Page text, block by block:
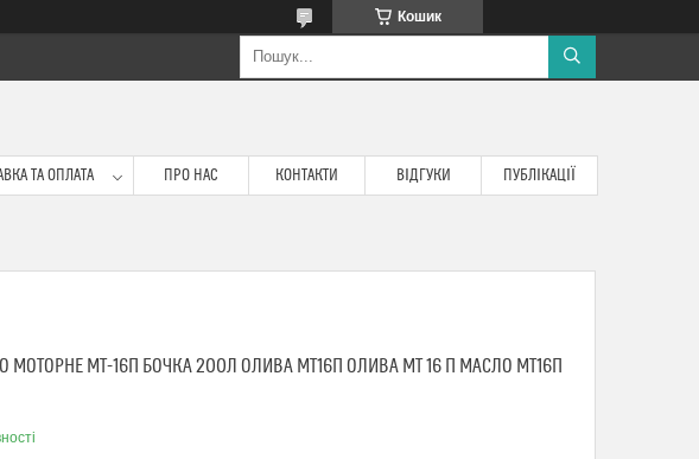
Кошик
ТА ОПЛАТА ПРО НАС КОНТАКТИ ВІДГУКИ ПУБЛІКАЦІЇ
МОТОРНЕ МТ-16П БОЧКА 200Л ОЛИВА МТ16П ОЛИВА МТ 16 П МАСЛО МТ16П